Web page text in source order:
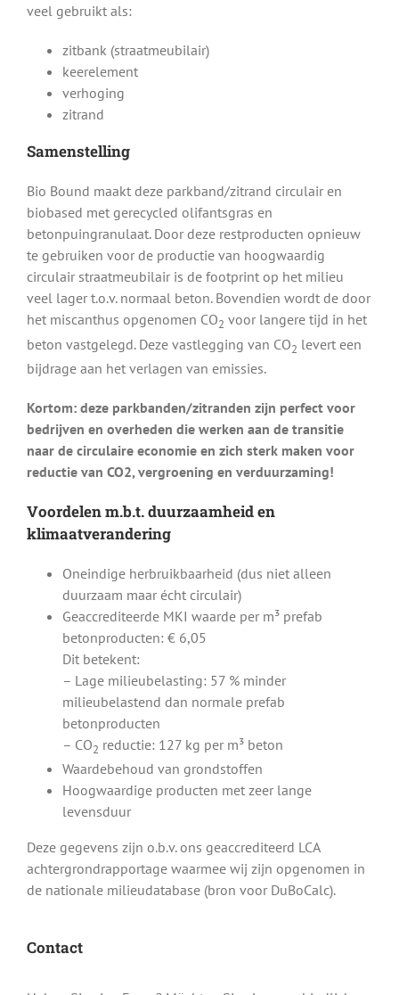
veel gebruikt als:
zitbank (straatmeubilair)
keerelement
verhoging
zitrand
Samenstelling
Bio Bound maakt deze parkband/zitrand circulair en
biobased met gerecycled olifantsgras en
betonpuingranulaat. Door deze restproducten opnieuw
te gebruiken voor de productie van hoogwaardig
circulair straatmeubilair is de footprint op het milieu
veel lager t.o.v. normaal beton. Bovendien wordt de door
het miscanthus opgenomen CO2 voor langere tijd in het
beton vastgelegd. Deze vastlegging van CO2 levert een
bijdrage aan het verlagen van emissies.
Kortom: deze parkbanden/zitranden zijn perfect voor
bedrijven en overheden die werken aan de transitie
naar de circulaire economie en zich sterk maken voor
reductie van CO2, vergroening en verduurzaming!
Voordelen m.b.t. duurzaamheid en
klimaatverandering
Oneindige herbruikbaarheid (dus niet alleen
duurzaam maar écht circulair)
Geaccrediteerde MKI waarde per m³ prefab
betonproducten: € 6,05
Dit betekent:
– Lage milieubelasting: 57 % minder
milieubelastend dan normale prefab
betonproducten
– CO2 reductie: 127 kg per m³ beton
Waardebehoud van grondstoffen
Hoogwaardige producten met zeer lange
levensduur
Deze gegevens zijn o.b.v. ons geaccrediteerd LCA
achtergrondrapportage waarmee wij zijn opgenomen in
de nationale milieudatabase (bron voor DuBoCalc).
Contact